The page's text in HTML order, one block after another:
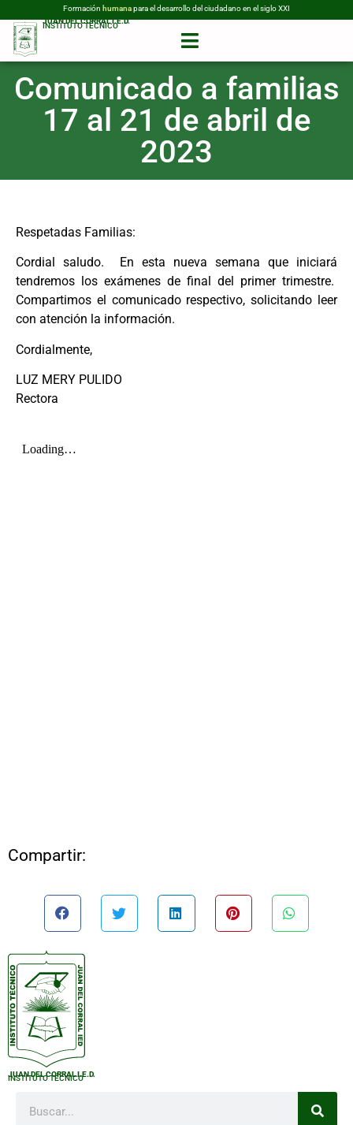
Formación humanapara el desarrollo del ciudadano en el siglo XXI
INSTITUTO TÉCNICO
JUAN DEL CORRAL I.E.D.
Comunicado a familias
17 al 21 de abril de
2023
Respetadas Familias:
Cordial saludo. En esta nueva semana que iniciará
tendremos los exámenes de final del primer trimestre.
Compartimos el comunicado respectivo, solicitando leer
con atención la información.
Cordialmente,
LUZ MERY PULIDO
Rectora
Compartir:
INSTITUTO TÉCNICO
JUAN DEL CORRAL I.E.D.